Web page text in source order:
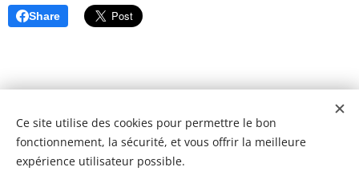
Share
Ce site utilise des cookies pour permettre le bon
fonctionnement, la sécurité, et vous offrir la meilleure
expérience utilisateur possible.